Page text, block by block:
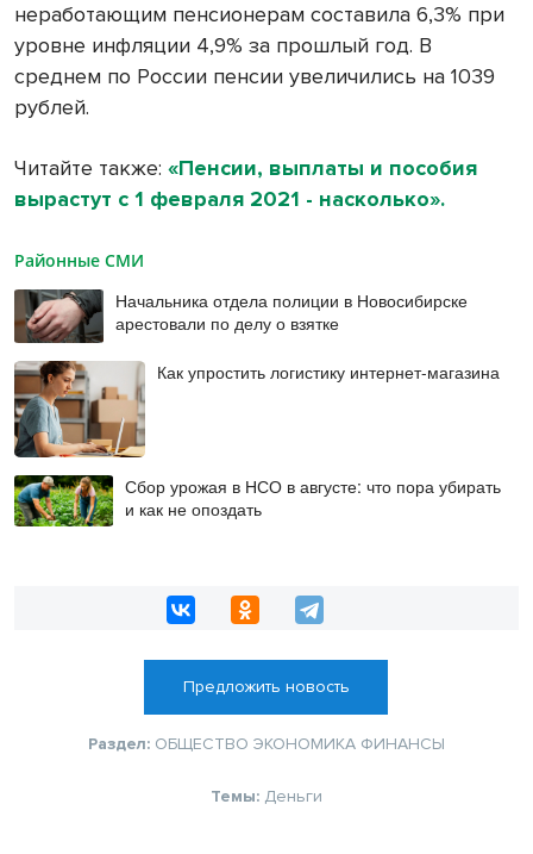
неработающим пенсионерам составила 6,3% при
уровне инфляции 4,9% за прошлый год. В
среднем по России пенсии увеличились на 1039
рублей.
Читайте также: «Пенсии, выплаты и пособия
вырастут с 1 февраля 2021 - насколько».
Районные СМИ
Начальника отдела полиции в Новосибирске
арестовали по делу о взятке
Как упростить логистику интернет-магазина
Сбор урожая в НСО в августе: что пора убирать
и как не опоздать
Предложить новость
Раздел: ОБЩЕСТВО ЭКОНОМИКА ФИНАНСЫ
Темы: Деньги